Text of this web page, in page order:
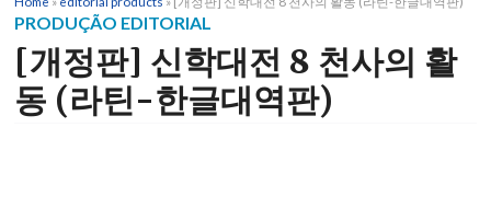
PRODUÇÃO EDITORIAL
[개정판] 신학대전 8 천사의 활
동 (라틴-한글대역판)